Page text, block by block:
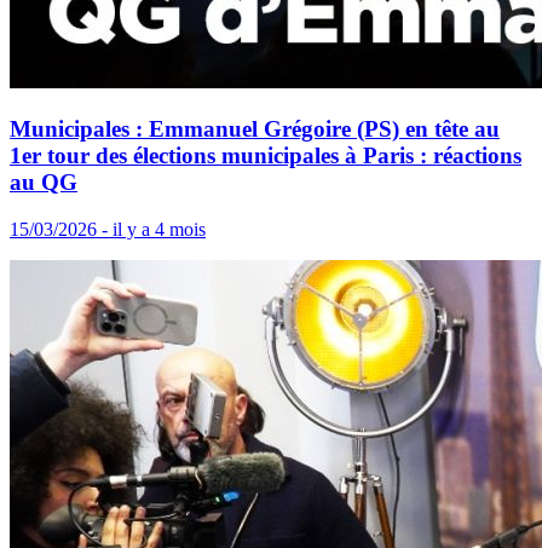
Municipales : Emmanuel Grégoire (PS) en tête au
1er tour des élections municipales à Paris : réactions
au QG
15/03/2026 - il y a 4 mois